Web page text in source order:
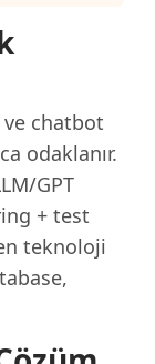
chatbot
odaklanır.
GPT
+ test
teknoloji